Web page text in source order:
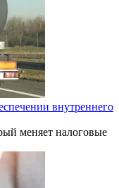
внутреннего
меняет налоговые